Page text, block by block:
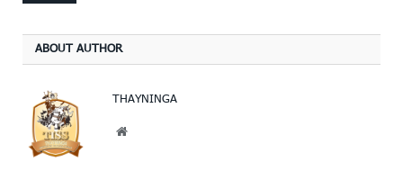
ABOUT AUTHOR
THAYNINGA
Website